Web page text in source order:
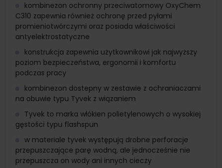
kombinezon ochronny przeciwatomowy OxyChem
C310 zapewnia również ochronę przed pyłami
promieniotwórczymi oraz posiada właściwości
antyelektrostatyczne
konstrukcja zapewnia użytkownikowi jak najwyższy
poziom bezpieczeństwa, ergonomii i komfortu
podczas pracy
kombinezon dostepny w zestawie z ochraniaczami
na obuwie typu Tyvek z wiązaniem
Tyvek to marka włókien polietylenowych o wysokiej
gęstości typu flashspun
w materiale tyvek występują drobne perforacje
przepuszczające parę wodną, ale jednocześnie nie
przepuszcza on wody ani innych cieczy